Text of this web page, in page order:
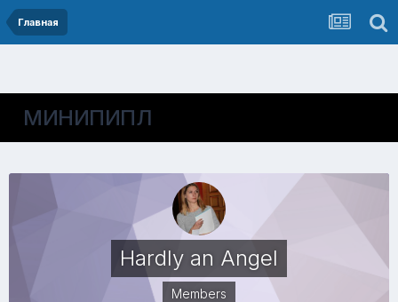
Главная
МИНИПИПЛ
Hardly an Angel
Members